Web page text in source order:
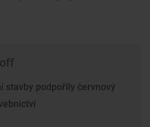
stavby podpořily červnový